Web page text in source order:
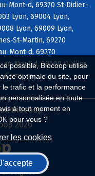
possible, Biocoop utilise
optimale du site, pour
trafic et la performance
personnalisée en toute
à tout moment en
pour vous ?
les cookies
Mont-d, 69370 St-Didier-
Lyon, 69004 Lyon,
Lyon, 69009 Lyon,
St-Martin, 69270
Mont-d, 69270
au-Mont-d, 69600 Oullins,
Camp
Biocoop
2026